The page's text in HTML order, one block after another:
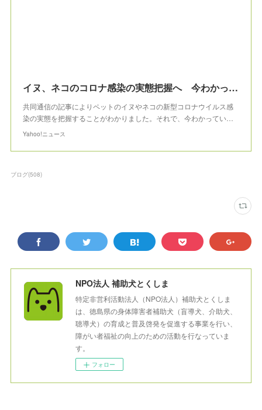
イヌ、ネコのコロナ感染の実態把握へ 今わかっているペットのコロナ情報とは？（石井万寿美） - 個人 - Yahoo!ニュース
共同通信の記事によりペットのイヌやネコの新型コロナウイルス感
染の実態を把握することがわかりました。それで、今わかってい…
Yahoo!ニュース
ブログ(508)
NPO法人 補助犬とくしま
特定非営利活動法人（NPO法人）補助犬とくしま
は、徳島県の身体障害者補助犬（盲導犬、介助犬、
聴導犬）の育成と普及啓発を促進する事業を行い、
障がい者福祉の向上のための活動を行なっていま
す。
フォロー